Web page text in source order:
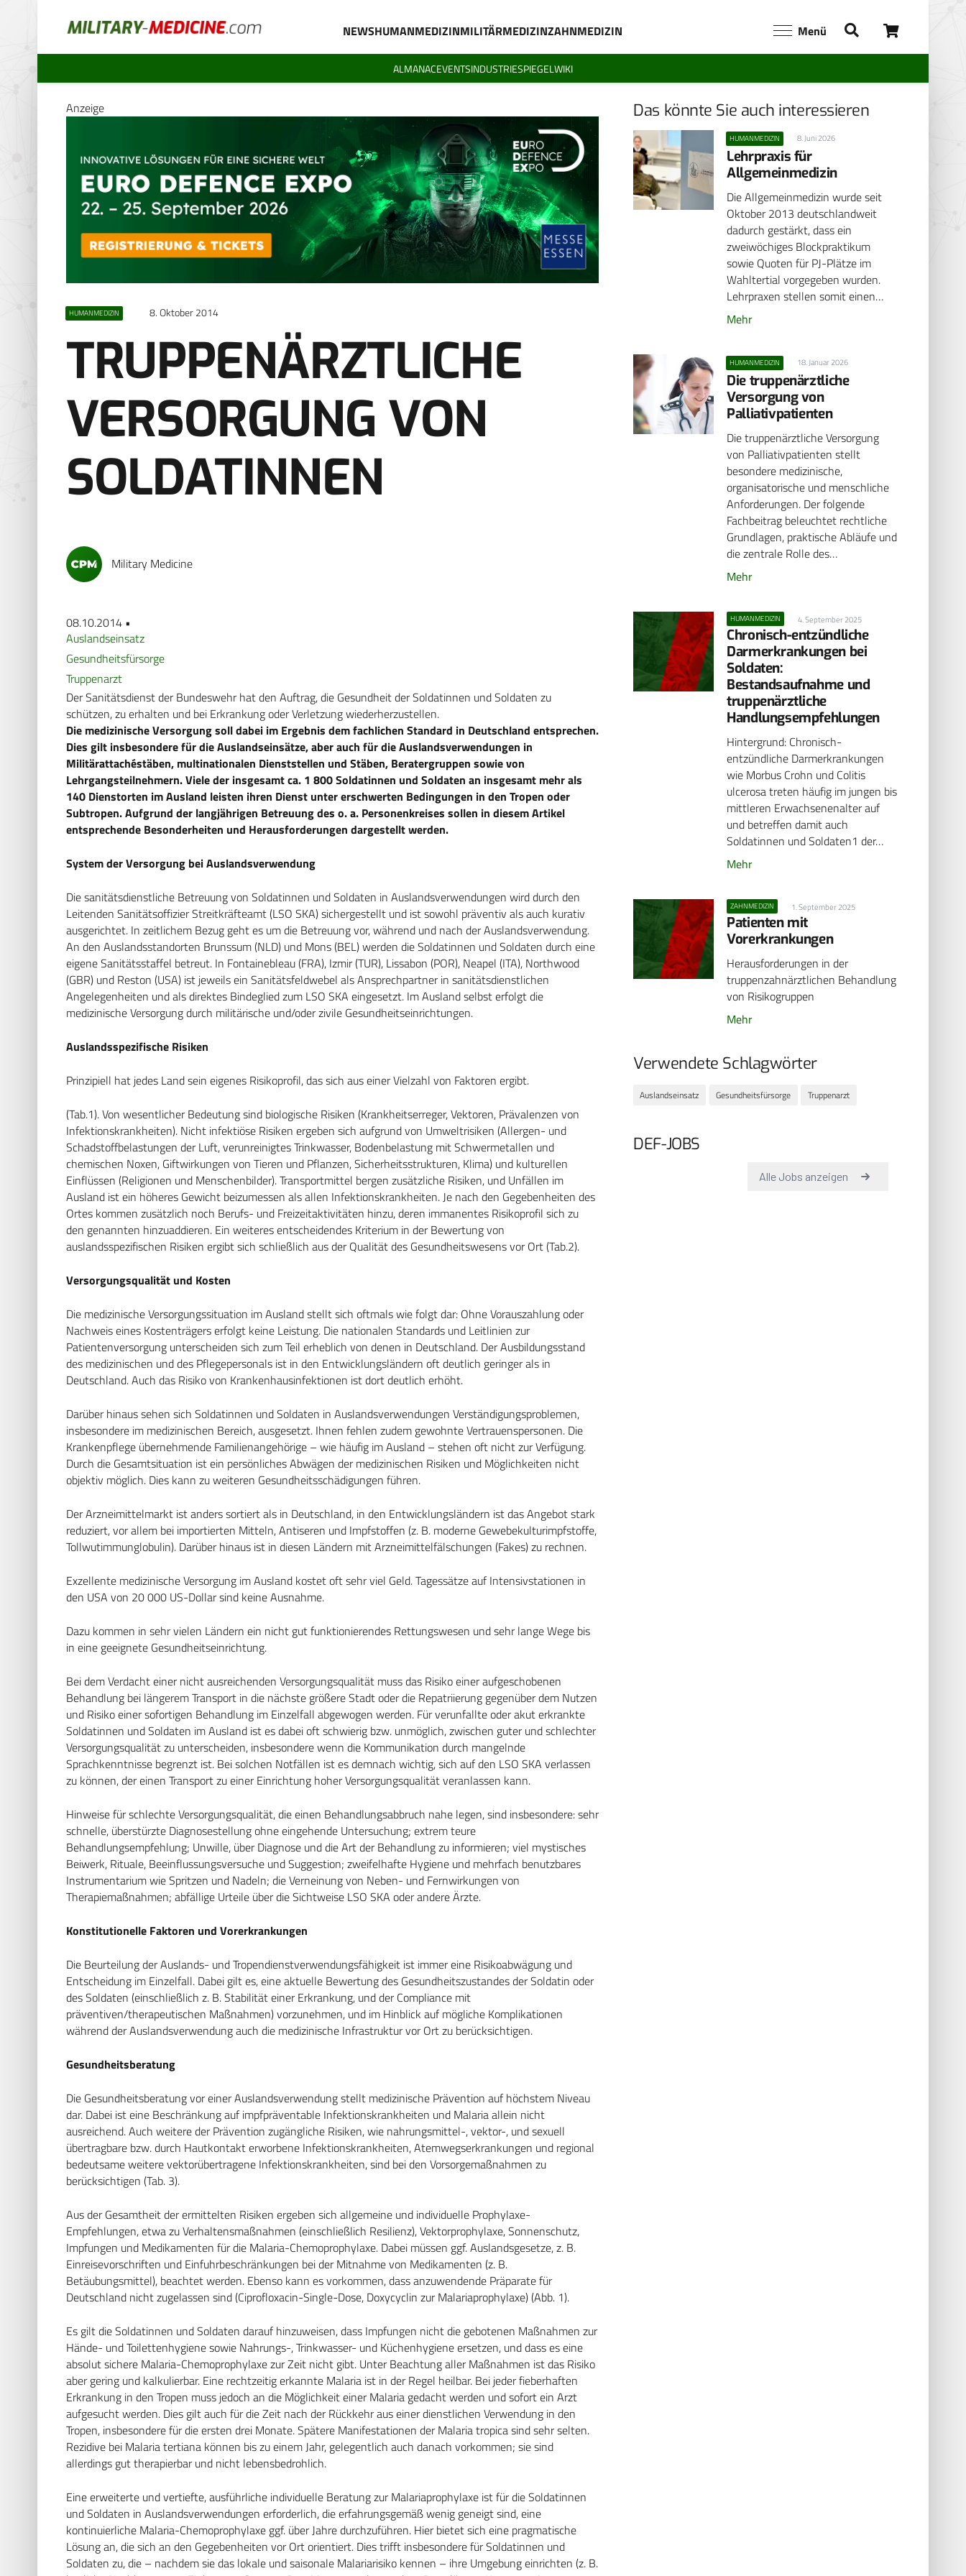
NEWSHUMANMEDIZINMILITÄRMEDIZINZAHNMEDIZIN Menü
ALMANACEVENTSINDUSTRIESPIEGELWIKI
Anzeige
HUMANMEDIZIN 8. Oktober 2014
TRUPPENÄRZTLICHE
VERSORGUNG VON
SOLDATINNEN
Military Medicine
08.10.2014 •
Auslandseinsatz
Gesundheitsfürsorge
Truppenarzt
Der Sanitätsdienst der Bundeswehr hat den Auftrag, die Gesundheit der Soldatinnen und Soldaten zu
schützen, zu erhalten und bei Erkrankung oder Verletzung wiederherzustellen.
Die medizinische Versorgung soll dabei im Ergebnis dem fachlichen Standard in Deutschland entsprechen.
Dies gilt insbesondere für die Auslandseinsätze, aber auch für die Auslandsverwendungen in
Militärattachéstäben, multinationalen Dienststellen und Stäben, Beratergruppen sowie von
Lehrgangsteilnehmern. Viele der insgesamt ca. 1 800 Soldatinnen und Soldaten an insgesamt mehr als
140 Dienstorten im Ausland leisten ihren Dienst unter erschwerten Bedingungen in den Tropen oder
Subtropen. Aufgrund der langjährigen Betreuung des o. a. Personenkreises sollen in diesem Artikel
entsprechende Besonderheiten und Herausforderungen dargestellt werden.
System der Versorgung bei Auslandsverwendung
Die sanitätsdienstliche Betreuung von Soldatinnen und Soldaten in Auslandsverwendungen wird durch den
Leitenden Sanitätsoffizier Streitkräfteamt (LSO SKA) sichergestellt und ist sowohl präventiv als auch kurativ
ausgerichtet. In zeitlichem Bezug geht es um die Betreuung vor, während und nach der Auslandsverwendung.
An den Auslandsstandorten Brunssum (NLD) und Mons (BEL) werden die Soldatinnen und Soldaten durch eine
eigene Sanitätsstaffel betreut. In Fontainebleau (FRA), Izmir (TUR), Lissabon (POR), Neapel (ITA), Northwood
(GBR) und Reston (USA) ist jeweils ein Sanitätsfeldwebel als Ansprechpartner in sanitätsdienstlichen
Angelegenheiten und als direktes Bindeglied zum LSO SKA eingesetzt. Im Ausland selbst erfolgt die
medizinische Versorgung durch militärische und/oder zivile Gesundheitseinrichtungen.
Auslandsspezifische Risiken
Prinzipiell hat jedes Land sein eigenes Risikoprofil, das sich aus einer Vielzahl von Faktoren ergibt.
(Tab.1). Von wesentlicher Bedeutung sind biologische Risiken (Krankheitserreger, Vektoren, Prävalenzen von
Infektionskrankheiten). Nicht infektiöse Risiken ergeben sich aufgrund von Umweltrisiken (Allergen- und
Schadstoffbelastungen der Luft, verunreinigtes Trinkwasser, Bodenbelastung mit Schwermetallen und
chemischen Noxen, Giftwirkungen von Tieren und Pflanzen, Sicherheitsstrukturen, Klima) und kulturellen
Einflüssen (Religionen und Menschenbilder). Transportmittel bergen zusätzliche Risiken, und Unfällen im
Ausland ist ein höheres Gewicht beizumessen als allen Infektionskrankheiten. Je nach den Gegebenheiten des
Ortes kommen zusätzlich noch Berufs- und Freizeitaktivitäten hinzu, deren immanentes Risikoprofil sich zu
den genannten hinzuaddieren. Ein weiteres entscheidendes Kriterium in der Bewertung von
auslandsspezifischen Risiken ergibt sich schließlich aus der Qualität des Gesundheitswesens vor Ort (Tab.2).
Versorgungsqualität und Kosten
Die medizinische Versorgungssituation im Ausland stellt sich oftmals wie folgt dar: Ohne Vorauszahlung oder
Nachweis eines Kostenträgers erfolgt keine Leistung. Die nationalen Standards und Leitlinien zur
Patientenversorgung unterscheiden sich zum Teil erheblich von denen in Deutschland. Der Ausbildungsstand
des medizinischen und des Pflegepersonals ist in den Entwicklungsländern oft deutlich geringer als in
Deutschland. Auch das Risiko von Krankenhausinfektionen ist dort deutlich erhöht.
Darüber hinaus sehen sich Soldatinnen und Soldaten in Auslandsverwendungen Verständigungsproblemen,
insbesondere im medizinischen Bereich, ausgesetzt. Ihnen fehlen zudem gewohnte Vertrauenspersonen. Die
Krankenpflege übernehmende Familienangehörige – wie häufig im Ausland – stehen oft nicht zur Verfügung.
Durch die Gesamtsituation ist ein persönliches Abwägen der medizinischen Risiken und Möglichkeiten nicht
objektiv möglich. Dies kann zu weiteren Gesundheitsschädigungen führen.
Der Arzneimittelmarkt ist anders sortiert als in Deutschland, in den Entwicklungsländern ist das Angebot stark
reduziert, vor allem bei importierten Mitteln, Antiseren und Impfstoffen (z. B. moderne Gewebekulturimpfstoffe,
Tollwutimmunglobulin). Darüber hinaus ist in diesen Ländern mit Arzneimittelfälschungen (Fakes) zu rechnen.
Exzellente medizinische Versorgung im Ausland kostet oft sehr viel Geld. Tagessätze auf Intensivstationen in
den USA von 20 000 US-Dollar sind keine Ausnahme.
Dazu kommen in sehr vielen Ländern ein nicht gut funktionierendes Rettungswesen und sehr lange Wege bis
in eine geeignete Gesundheitseinrichtung.
Bei dem Verdacht einer nicht ausreichenden Versorgungsqualität muss das Risiko einer aufgeschobenen
Behandlung bei längerem Transport in die nächste größere Stadt oder die Repatriierung gegenüber dem Nutzen
und Risiko einer sofortigen Behandlung im Einzelfall abgewogen werden. Für verunfallte oder akut erkrankte
Soldatinnen und Soldaten im Ausland ist es dabei oft schwierig bzw. unmöglich, zwischen guter und schlechter
Versorgungsqualität zu unterscheiden, insbesondere wenn die Kommunikation durch mangelnde
Sprachkenntnisse begrenzt ist. Bei solchen Notfällen ist es demnach wichtig, sich auf den LSO SKA verlassen
zu können, der einen Transport zu einer Einrichtung hoher Versorgungsqualität veranlassen kann.
Hinweise für schlechte Versorgungsqualität, die einen Behandlungsabbruch nahe legen, sind insbesondere: sehr
schnelle, überstürzte Diagnosestellung ohne eingehende Untersuchung; extrem teure
Behandlungsempfehlung; Unwille, über Diagnose und die Art der Behandlung zu informieren; viel mystisches
Beiwerk, Rituale, Beeinflussungsversuche und Suggestion; zweifelhafte Hygiene und mehrfach benutzbares
Instrumentarium wie Spritzen und Nadeln; die Verneinung von Neben- und Fernwirkungen von
Therapiemaßnahmen; abfällige Urteile über die Sichtweise LSO SKA oder andere Ärzte.
Konstitutionelle Faktoren und Vorerkrankungen
Die Beurteilung der Auslands- und Tropendienstverwendungsfähigkeit ist immer eine Risikoabwägung und
Entscheidung im Einzelfall. Dabei gilt es, eine aktuelle Bewertung des Gesundheitszustandes der Soldatin oder
des Soldaten (einschließlich z. B. Stabilität einer Erkrankung, und der Compliance mit
präventiven/therapeutischen Maßnahmen) vorzunehmen, und im Hinblick auf mögliche Komplikationen
während der Auslandsverwendung auch die medizinische Infrastruktur vor Ort zu berücksichtigen.
Gesundheitsberatung
Die Gesundheitsberatung vor einer Auslandsverwendung stellt medizinische Prävention auf höchstem Niveau
dar. Dabei ist eine Beschränkung auf impfpräventable Infektionskrankheiten und Malaria allein nicht
ausreichend. Auch weitere der Prävention zugängliche Risiken, wie nahrungsmittel-, vektor-, und sexuell
übertragbare bzw. durch Hautkontakt erworbene Infektionskrankheiten, Atemwegserkrankungen und regional
bedeutsame weitere vektorübertragene Infektionskrankheiten, sind bei den Vorsorgemaßnahmen zu
berücksichtigen (Tab. 3).
Aus der Gesamtheit der ermittelten Risiken ergeben sich allgemeine und individuelle Prophylaxe-
Empfehlungen, etwa zu Verhaltensmaßnahmen (einschließlich Resilienz), Vektorprophylaxe, Sonnenschutz,
Impfungen und Medikamenten für die Malaria-Chemoprophylaxe. Dabei müssen ggf. Auslandsgesetze, z. B.
Einreisevorschriften und Einfuhrbeschränkungen bei der Mitnahme von Medikamenten (z. B.
Betäubungsmittel), beachtet werden. Ebenso kann es vorkommen, dass anzuwendende Präparate für
Deutschland nicht zugelassen sind (Ciprofloxacin-Single-Dose, Doxycyclin zur Malariaprophylaxe) (Abb. 1).
Es gilt die Soldatinnen und Soldaten darauf hinzuweisen, dass Impfungen nicht die gebotenen Maßnahmen zur
Hände- und Toilettenhygiene sowie Nahrungs-, Trinkwasser- und Küchenhygiene ersetzen, und dass es eine
absolut sichere Malaria-Chemoprophylaxe zur Zeit nicht gibt. Unter Beachtung aller Maßnahmen ist das Risiko
aber gering und kalkulierbar. Eine rechtzeitig erkannte Malaria ist in der Regel heilbar. Bei jeder fieberhaften
Erkrankung in den Tropen muss jedoch an die Möglichkeit einer Malaria gedacht werden und sofort ein Arzt
aufgesucht werden. Dies gilt auch für die Zeit nach der Rückkehr aus einer dienstlichen Verwendung in den
Tropen, insbesondere für die ersten drei Monate. Spätere Manifestationen der Malaria tropica sind sehr selten.
Rezidive bei Malaria tertiana können bis zu einem Jahr, gelegentlich auch danach vorkommen; sie sind
allerdings gut therapierbar und nicht lebensbedrohlich.
Eine erweiterte und vertiefte, ausführliche individuelle Beratung zur Malariaprophylaxe ist für die Soldatinnen
und Soldaten in Auslandsverwendungen erforderlich, die erfahrungsgemäß wenig geneigt sind, eine
kontinuierliche Malaria-Chemoprophylaxe ggf. über Jahre durchzuführen. Hier bietet sich eine pragmatische
Lösung an, die sich an den Gegebenheiten vor Ort orientiert. Dies trifft insbesondere für Soldatinnen und
Soldaten zu, die – nachdem sie das lokale und saisonale Malariarisiko kennen – ihre Umgebung einrichten (z. B.
Das könnte Sie auch interessieren
HUMANMEDIZIN 8. Juni 2026
Lehrpraxis für
Allgemeinmedizin
Die Allgemeinmedizin wurde seit
Oktober 2013 deutschlandweit
dadurch gestärkt, dass ein
zweiwöchiges Blockpraktikum
sowie Quoten für PJ-Plätze im
Wahltertial vorgegeben wurden.
Lehrpraxen stellen somit einen…
Mehr
HUMANMEDIZIN 18. Januar 2026
Die truppenärztliche
Versorgung von
Palliativpatienten
Die truppenärztliche Versorgung
von Palliativpatienten stellt
besondere medizinische,
organisatorische und menschliche
Anforderungen. Der folgende
Fachbeitrag beleuchtet rechtliche
Grundlagen, praktische Abläufe und
die zentrale Rolle des…
Mehr
HUMANMEDIZIN 4. September 2025
Chronisch-entzündliche
Darmerkrankungen bei
Soldaten:
Bestandsaufnahme und
truppenärztliche
Handlungsempfehlungen
Hintergrund: Chronisch-
entzündliche Darmerkrankungen
wie Morbus Crohn und Colitis
ulcerosa treten häufig im jungen bis
mittleren Erwachsenenalter auf
und betreffen damit auch
Soldatinnen und Soldaten1 der…
Mehr
ZAHNMEDIZIN 1. September 2025
Patienten mit
Vorerkrankungen
Herausforderungen in der
truppenzahnärztlichen ­Behandlung
von Risikogruppen
Mehr
Verwendete Schlagwörter
Auslandseinsatz Gesundheitsfürsorge Truppenarzt
DEF-JOBS